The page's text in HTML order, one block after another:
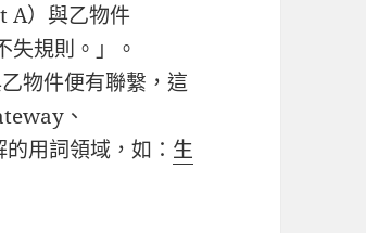
A）與乙物件
失規則。」。
物件便有聯繫，這
、
用詞領域，如： 生